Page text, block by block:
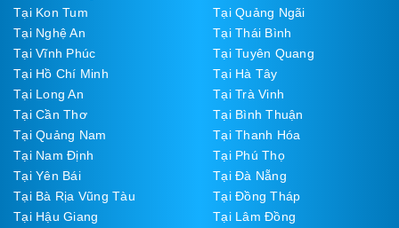
Tại Kon Tum
Tại Quảng Ngãi
Tại Nghệ An
Tại Thái Bình
Tại Vĩnh Phúc
Tại Tuyên Quang
Tại Hồ Chí Minh
Tại Hà Tây
Tại Long An
Tại Trà Vinh
Tại Cần Thơ
Tại Bình Thuận
Tại Quảng Nam
Tại Thanh Hóa
Tại Nam Định
Tại Phú Thọ
Tại Yên Bái
Tại Đà Nẵng
Tại Bà Rịa Vũng Tàu
Tại Đồng Tháp
Tại Hậu Giang
Tại Lâm Đồng